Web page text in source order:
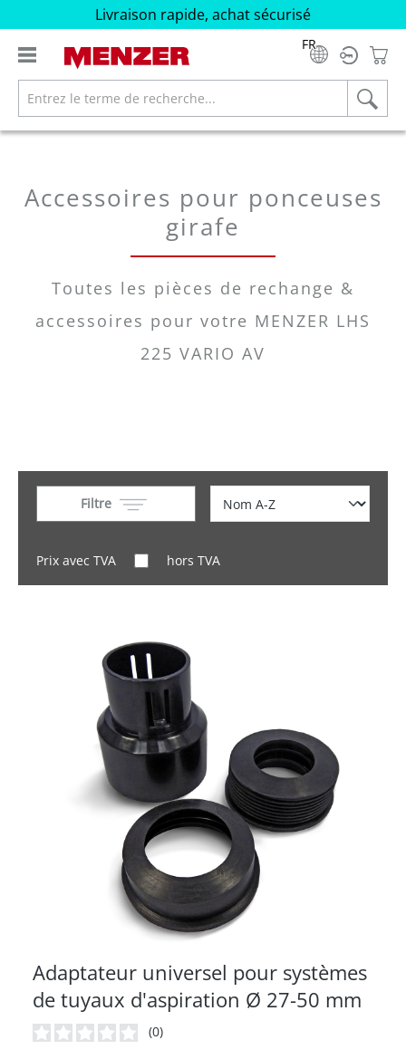
Livraison rapide, achat sécurisé
FR
Accessoires pour ponceuses
girafe
Toutes les pièces de rechange &
accessoires pour votre MENZER LHS
225 VARIO AV
Filtre
Prix avec TVA hors TVA
Adaptateur universel pour systèmes
de tuyaux d'aspiration Ø 27-50 mm
(0)